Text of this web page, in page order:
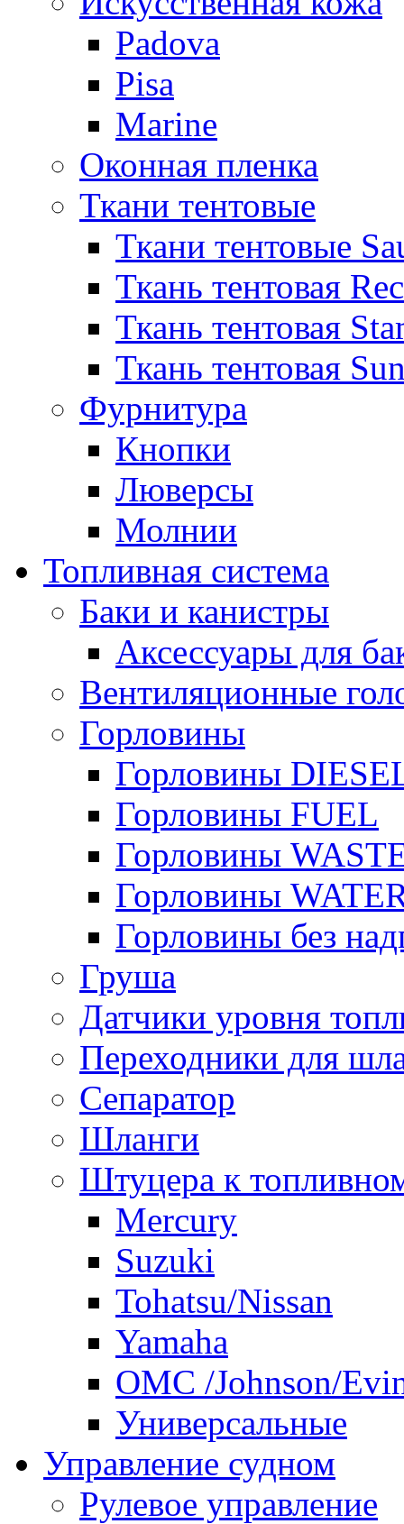
Padova
Pisa
Marine
Оконная пленка
Ткани тентовые
Ткани тентовые
Ткань тентовая
Ткань тентовая
Ткань тентовая
Фурнитура
Кнопки
Люверсы
Молнии
Топливная система
Баки и канистры
Аксессуары для
Вентиляционные
Горловины
Горловины
Горловины FUEL
Горловины
Горловины
Горловины без
Груша
Датчики уровня
Переходники для
Сепаратор
Шланги
Штуцера к
Mercury
Suzuki
Tohatsu/Nissan
Yamaha
ОМС /Johnson/
Универсальные
Управление судном
Рулевое управление